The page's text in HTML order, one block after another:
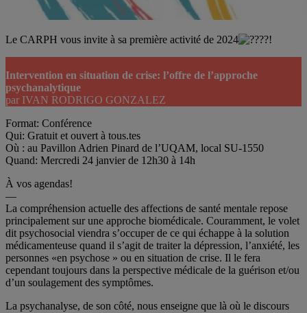
Le CARPH vous invite à sa première activité de 2024 !
Intervention en situation de crise: l’offre de l’approche
psychanalytique
par IVAN RODRIGO GONZALEZ
Format: Conférence
Qui: Gratuit et ouvert à tous.tes
Où : au Pavillon Adrien Pinard de l’UQAM, local SU-1550
Quand: Mercredi 24 janvier de 12h30 à 14h
À vos agendas!
—
La compréhension actuelle des affections de santé mentale repose
principalement sur une approche biomédicale. Couramment, le volet
dit psychosocial viendra s’occuper de ce qui échappe à la solution
médicamenteuse quand il s’agit de traiter la dépression, l’anxiété, les
personnes «en psychose » ou en situation de crise. Il le fera
cependant toujours dans la perspective médicale de la guérison et/ou
d’un soulagement des symptômes.
La psychanalyse, de son côté, nous enseigne que là où le discours